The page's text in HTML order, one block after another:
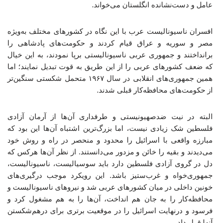
عامل و دست‌نشانده انگلستان می‌خواند.
افسران ناسیونالیست عرب با این نگاه در کشورهای مختلف به‌ویژه
مصر و سوریه و عراق قیام کردند و حکومت‌های پادشاهی را
برانداختند و جمهوری عربی ناسیونالیستی برپا نمودند، به این خیال
که ضعف کشورهای عربی را از این طریق به قوت تبدیل نمایند؛ اما
همین جمهوری‌های انقلابی در سال ۱۹۶۷ متحمل شکستی سنگین‌تر
از حکومت‌های محافظه‌کار قبلی شدند.
البته در نیت ضدصهیونیستی و طرفداری آن‌ها از آرمان آزادی
فلسطین شک زیادی نیست، اما بزرگ‌ترین اشتباه آن‌ها این بود که
مبارزه واقعی با اسرائیل را محدود و منحصر در راه و روش خود
می‌دیدند و بقیه را خائن و مزدور می‌دانستند. از نظر آن‌ها هرکس که
دل در گروی آزادی فلسطین دارد باید سوسیالیست، ناسیونالیست،
جمهوری‌خواه و غرب‌ستیز باشد. این رویکرد موجب درگیری‌های
خونین داخلی در میان کشورهای عربی شد و نیروهای ناسیونالیست و
محافظه‌کار را به جان هم انداخت، آن‌ها را به هم مشغول کرد و
فرسود و درنهایت اسرائیل را در موقعیت برتری برای درهم‌شکستن